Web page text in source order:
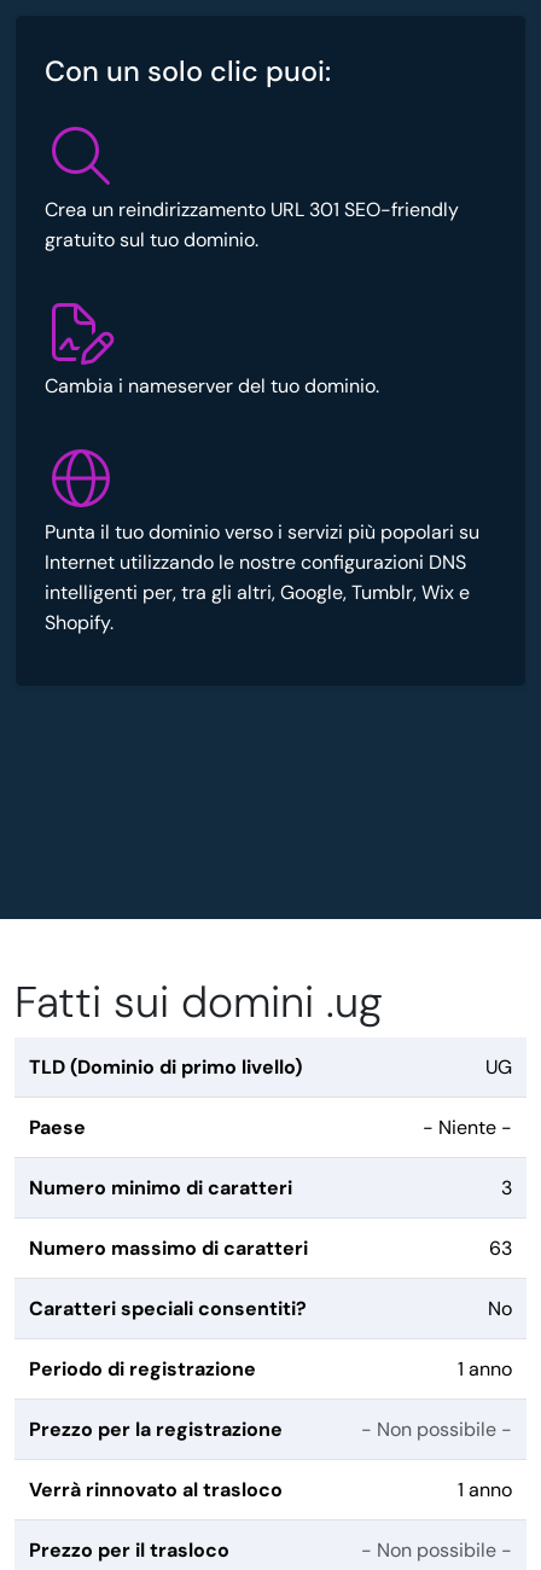
Con un solo clic puoi:
Crea un reindirizzamento URL 301 SEO-friendly
gratuito sul tuo dominio.
Cambia i nameserver del tuo dominio.
Punta il tuo dominio verso i servizi più popolari su
Internet utilizzando le nostre configurazioni DNS
intelligenti per, tra gli altri, Google, Tumblr, Wix e
Shopify.
Fatti sui domini .ug
TLD (Dominio di primo livello) UG
Paese - Niente -
Numero minimo di caratteri 3
Numero massimo di caratteri 63
Caratteri speciali consentiti? No
Periodo di registrazione 1 anno
Prezzo per la registrazione - Non possibile -
Verrà rinnovato al trasloco 1 anno
Prezzo per il trasloco - Non possibile -